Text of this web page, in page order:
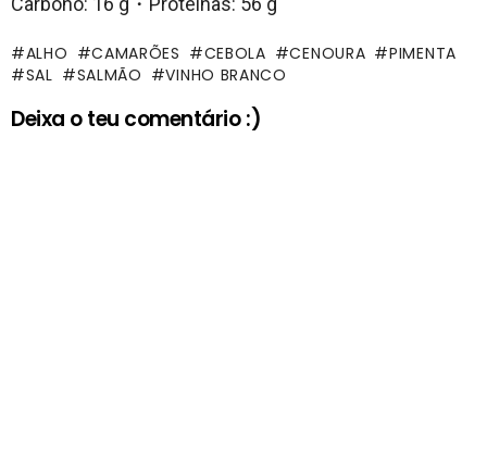
ALHO CAMARÕES CEBOLA CENOURA
PIMENTA
SAL
SALMÃO VINHO BRANCO
Deixa o teu comentário :)